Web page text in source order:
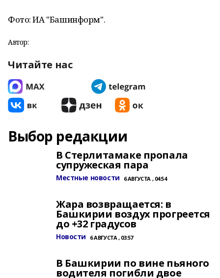
Фото: ИА "Башинформ".
Автор:
Читайте нас
Выбор редакции
В Стерлитамаке пропала
супружеская пара
Местные новости 6 АВГУСТА , 04:54
Жара возвращается: в
Башкирии воздух прогреется
до +32 градусов
Новости 6 АВГУСТА , 03:57
В Башкирии по вине пьяного
водителя погибли двое